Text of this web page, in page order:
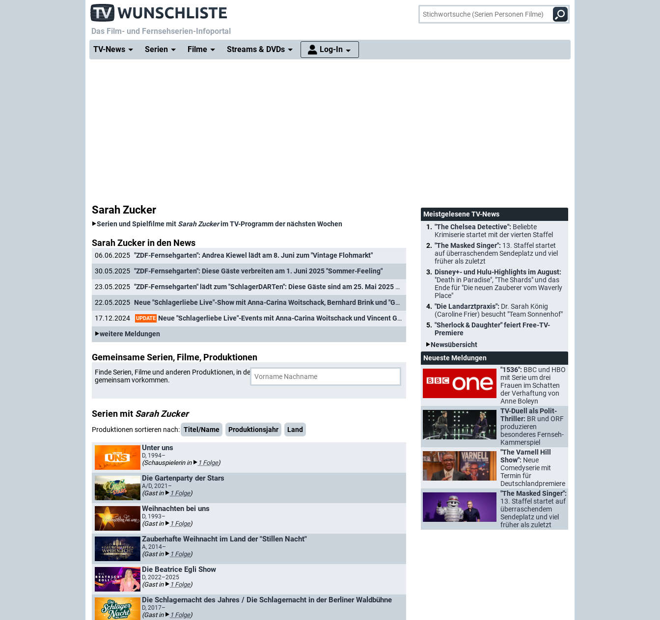
Das Film- und Fernsehserien-Infoportal
TV-News
Serien Filme Streams & DVDs Log-In
Sarah Zucker
Serien und Spielfilme mit Sarah Zuckerim TV-Programm der nächsten Wochen
Sarah Zucker in den News
06.06.2025 "ZDF-Fernsehgarten": Andrea Kiewel lädt am 8. Juni zum "Vintage Flohmarkt"
30.05.2025 "ZDF-Fernsehgarten": Diese Gäste verbreiten am 1. Juni 2025 "Sommer-Feeling"
23.05.2025
"ZDF-Fernsehgarten" lädt zum "SchlagerDARTen": Diese Gäste sind am 25. Mai 2025 dabei
22.05.2025
Neue "Schlagerliebe Live"-Show mit Anna-Carina Woitschack, Bernhard Brink und "GZSZ"-Überraschung
17.12.2024
UPDATE Neue "Schlagerliebe Live"-Events mit Anna-Carina Woitschack und Vincent Gross
weitere Meldungen
Gemeinsame Serien, Filme, Produktionen
Finde Serien, Filme und anderen Produktionen, in denen Sarah Zucker
gemeinsam vorkommen.
Serien mit Sarah Zucker
Produktionen sortieren nach: Titel/Name Produktionsjahr Land
Unter uns
D, 1994–
(Schauspielerin in 1 Folge)
Die Gartenparty der Stars
A/D, 2021–
(Gast in 1 Folge)
Weihnachten bei uns
D, 1993–
(Gast in 1 Folge)
Zauberhafte Weihnacht im Land der "Stillen Nacht"
A, 2014–
(Gast in 1 Folge)
Die Beatrice Egli Show
D, 2022–2025
(Gast in 1 Folge)
Die Schlagernacht des Jahres / Die Schlagernacht in der Berliner Waldbühne
D, 2017–
(Gast in 1 Folge)
Meistgelesene TV-News
"The Chelsea Detective": Beliebte
Krimiserie startet mit der vierten Staffel
"The Masked Singer": 13. Staffel startet
auf überraschendem Sendeplatz und viel
früher als zuletzt
Disney+- und Hulu-Highlights im August:
"Death in Paradise", "The Shards" und das
Ende für "Die neuen Zauberer vom Waverly
Place"
"Die Landarztpraxis": Dr. Sarah König
(Caroline Frier) besucht "Team Sonnenhof"
"Sherlock & Daughter" feiert Free-TV-
Premiere
Newsübersicht
Neueste Meldungen
"1536": BBC und HBO
mit Serie um drei
Frauen im Schatten
der Verhaftung von
Anne Boleyn
TV-Duell als Polit-
Thriller: BR und ORF
produzieren
besonderes Fernseh-
Kammerspiel
"The Varnell Hill
Show": Neue
Comedyserie mit
Termin für
Deutschlandpremiere
"The Masked Singer":
13. Staffel startet auf
überraschendem
Sendeplatz und viel
früher als zuletzt